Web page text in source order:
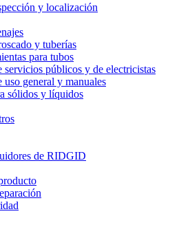
y localización
y tuberías
para tubos
servicios públicos y de electricistas
uso general y manuales
sólidos y líquidos
de RIDGID